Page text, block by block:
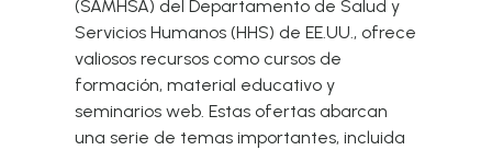
(SAMHSA) del Departamento de Salud y
Servicios Humanos (HHS) de EE.UU., ofrece
valiosos recursos como cursos de
formación, material educativo y
seminarios web. Estas ofertas abarcan
una serie de temas importantes, incluida